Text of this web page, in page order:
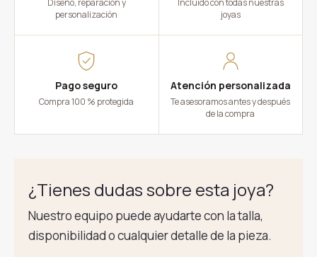
Diseño, reparación y
personalización
Incluido con todas nuestras
joyas
Pago seguro
Compra 100 % protegida
Atención personalizada
Te asesoramos antes y después
de la compra
¿Tienes dudas sobre esta joya?
Nuestro equipo puede ayudarte con la talla,
disponibilidad o cualquier detalle de la pieza.